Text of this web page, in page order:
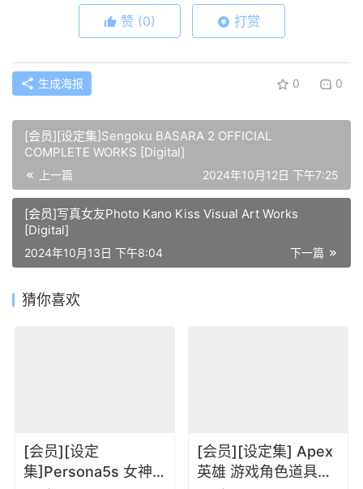
赞 (0) 打赏
生成海报 0 0
[会员][设定集]Sengoku BASARA 2 OFFICIAL
COMPLETE WORKS [Digital]
上一篇 2024年10月12日 下午7:25
[会员]写真女友Photo Kano Kiss Visual Art Works
[Digital]
下一篇
2024年10月13日 下午8:04
猜你喜欢
[会员][设定
集]Persona5s 女神
[会员][设定集] Apex
英雄 游戏角色道具原